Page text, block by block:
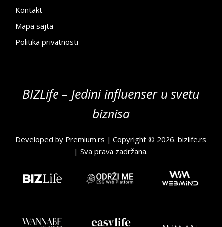
Kontakt
Mapa sajta
Politika privatnosti
BIZLife – Jedini influenser u svetu
biznisa
Developed by Premium.rs | Copyright © 2026.bizlife.rs
| Sva prava zadržana.